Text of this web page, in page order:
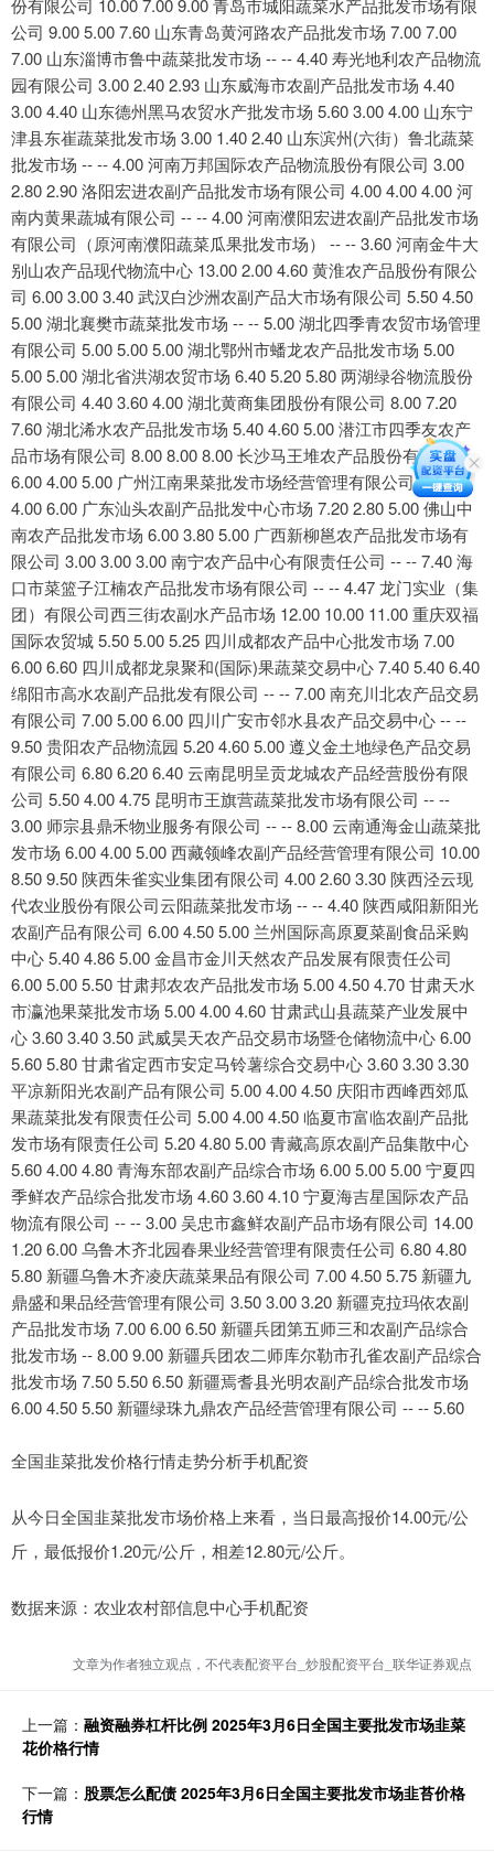
全国韭菜批发价格行情走势分析手机配资
从今日全国韭菜批发市场价格上来看，当日最高报价14.00元/公
斤，最低报价1.20元/公斤，相差12.80元/公斤。
数据来源：农业农村部信息中心手机配资
文章为作者独立观点，不代表配资平台_炒股配资平台_联华证券观点
上一篇： 融资融券杠杆比例 2025年3月6日全国主要批发市场韭菜
花价格行情
下一篇： 股票怎么配债 2025年3月6日全国主要批发市场韭苔价格
行情